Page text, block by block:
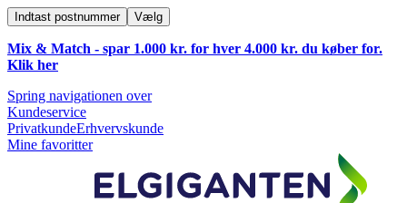
Indtast postnummer Vælg
Mix & Match - spar 1.000 kr. for hver 4.000 kr. du køber for.
Klik her
Spring navigationen over
Kundeservice
PrivatkundeErhvervskunde
Mine favoritter